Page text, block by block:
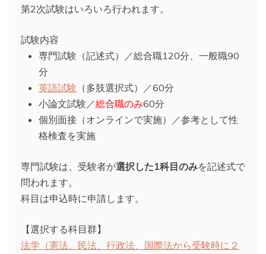
第2次試験はいろいろ行われます。
試験内容
専門試験（記述式）／総合職120分、一般職90
分
英語試験 （多肢選択式）／60分
小論文試験／総合職のみ60分
個別面接（オンラインで実施）／参考として性
格検査を実施
専門試験は、受験者が選択した1科目のみを記述式で
問われます。
科目は申込時に申請します。
【選択する科目群】
法学（憲法、民法、行政法、国際法から受験時に２